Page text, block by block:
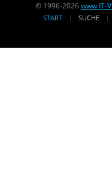
© 1996-2026www.IT-
START SUCHE